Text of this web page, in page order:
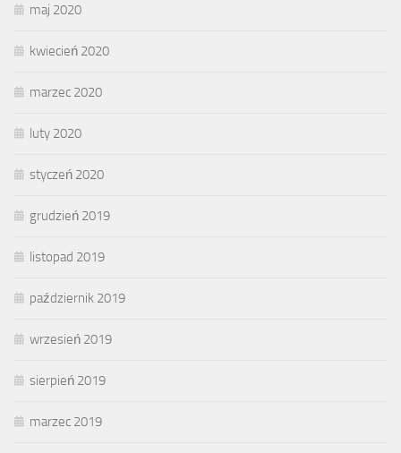
maj 2020
kwiecień 2020
marzec 2020
luty 2020
styczeń 2020
grudzień 2019
listopad 2019
październik 2019
wrzesień 2019
sierpień 2019
marzec 2019